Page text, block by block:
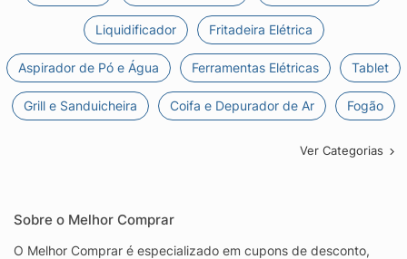
Liquidificador Fritadeira Elétrica
Aspirador de Pó e Água Ferramentas Elétricas Tablet
Grill e Sanduicheira Coifa e Depurador de Ar Fogão
Ver Categorias
Sobre o Melhor Comprar
O Melhor Comprar é especializado em cupons de desconto,